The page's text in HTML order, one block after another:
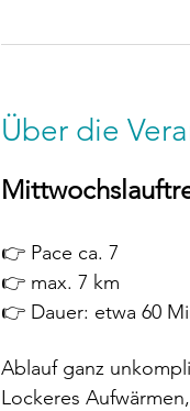
Über die
👉 Pace ca. 7
👉 max. 7 km
👉 Dauer: etwa 60
Ablauf ganz
Lockeres